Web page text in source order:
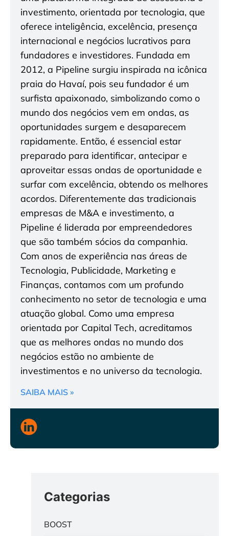
investimento, orientada por tecnologia, que
oferece inteligência, excelência, presença
internacional e negócios lucrativos para
fundadores e investidores. Fundada em
2012, a Pipeline surgiu inspirada na icônica
praia do Havaí, pois seu fundador é um
surfista apaixonado, simbolizando como o
mundo dos negócios vem em ondas, as
oportunidades surgem e desaparecem
rapidamente. Então, é essencial estar
preparado para identificar, antecipar e
aproveitar essas ondas de oportunidade e
surfar com excelência, obtendo os melhores
acordos. Diferentemente das tradicionais
empresas de M&A e investimento, a
Pipeline é liderada por empreendedores
que são também sócios da companhia.
Com anos de experiência nas áreas de
Tecnologia, Publicidade, Marketing e
Finanças, contamos com um profundo
conhecimento no setor de tecnologia e uma
atuação global. Como uma empresa
orientada por Capital Tech, acreditamos
que as melhores ondas no mundo dos
negócios estão no ambiente de
investimentos e no universo da tecnologia.
SAIBA MAIS »
Categorias
BOOST